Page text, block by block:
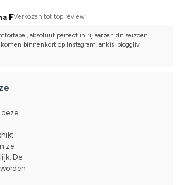
FVerkozen tot top review
absoluut perfect in rijlaarzen dit seizoen.
komen binnenkort op Instagram, ankis_bloggliv
ze
De